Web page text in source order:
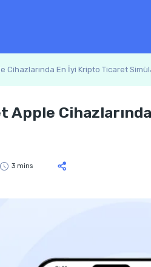
Cihazlarında En İyi Kripto Ticaret
Apple
3 mins